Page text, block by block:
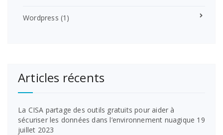
Wordpress (1)
Articles récents
La CISA partage des outils gratuits pour aider à
sécuriser les données dans l’environnement nuagique 19
juillet 2023